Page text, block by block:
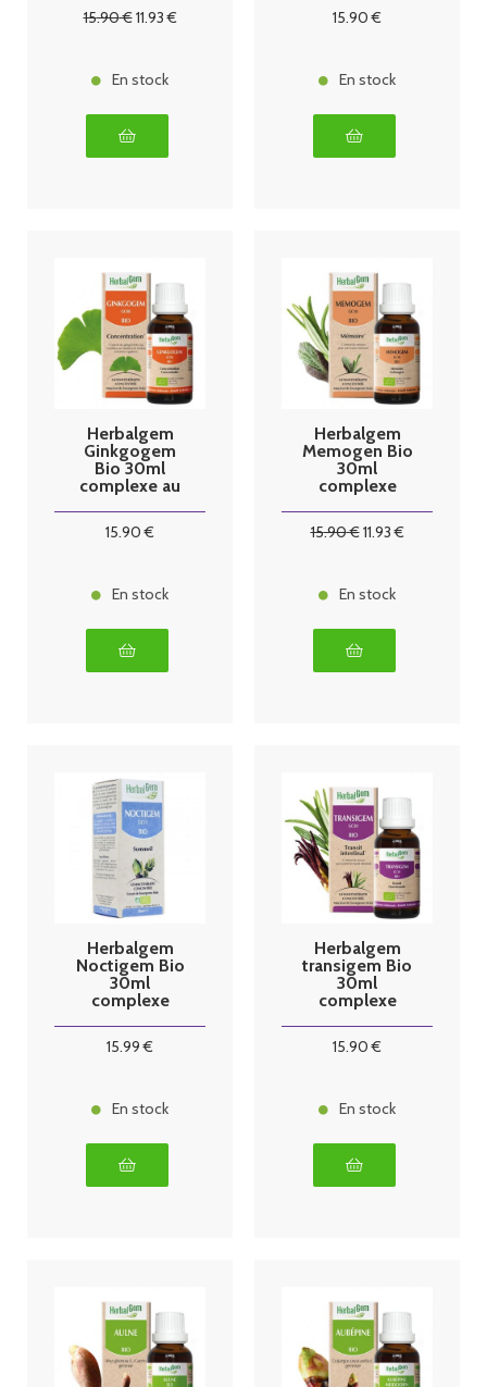
15.90€11.93€
En stock
15.90 €
En stock
Herbalgem
Ginkgogem
Bio 30ml
complexe au
15.90 €
En stock
Herbalgem
Memogen Bio
30ml
complexe
15.90€11.93€
En stock
Herbalgem
Noctigem Bio
30ml
complexe
15.99 €
En stock
Herbalgem
transigem Bio
30ml
complexe
15.90 €
En stock